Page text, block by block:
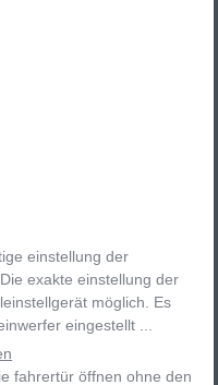
einstellung der
exakte einstellung der
möglich. Es
eingestellt ...
fahrertür öffnen ohne den